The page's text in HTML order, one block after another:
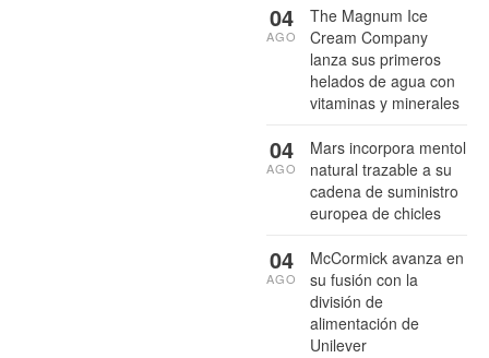
The Magnum Ice
Cream Company
lanza sus primeros
helados de agua con
vitaminas y minerales
04
AGO
Mars incorpora mentol
natural trazable a su
cadena de suministro
europea de chicles
04
AGO
McCormick avanza en
su fusión con la
división de
alimentación de
Unilever
04
AGO